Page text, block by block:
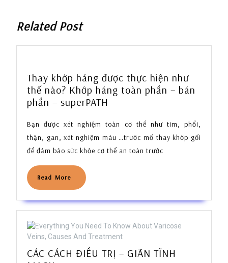
Related Post
Thay khớp háng được thực hiện như
thế nào? Khớp háng toàn phần – bán
phần – superPATH
háng
được
thực
nào?
Khớp
háng
toàn
phần
–
Bạn được xét nghiệm toàn cơ thể như tim, phổi,
thận, gan, xét nghiệm máu …trước mổ thay khớp gối
để đảm bảo sức khỏe cơ thể an toàn trước
Read More
Read
More
CÁC CÁCH ĐIỀU TRỊ – GIÃN TĨNH